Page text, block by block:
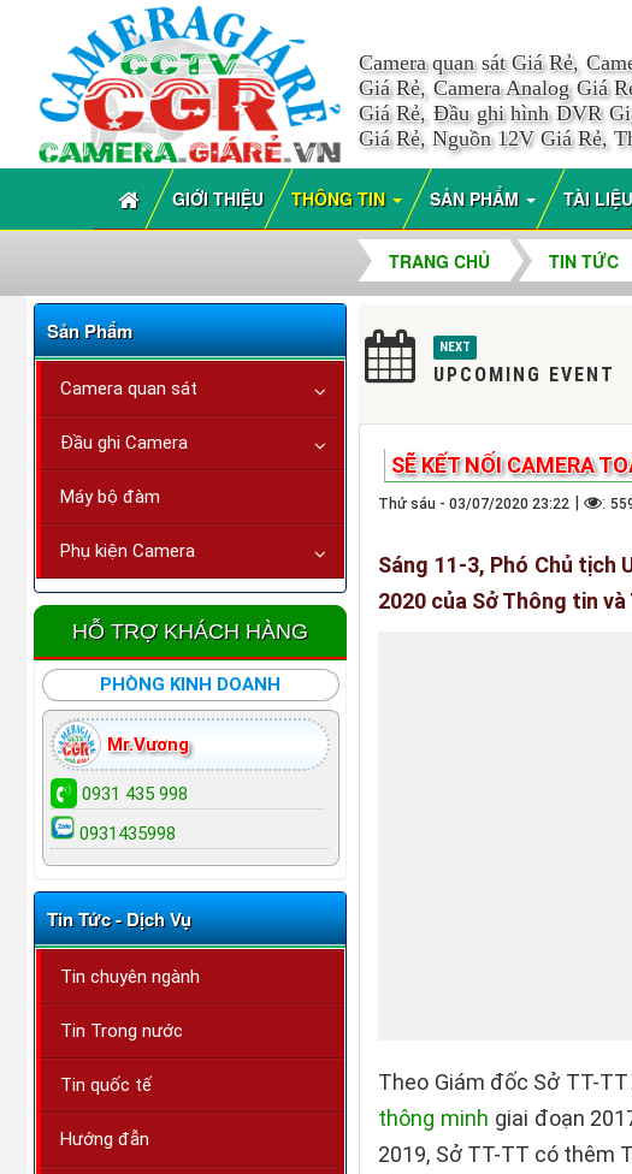
Camera quan sát Giá Rẻ,
Giá Rẻ, Camera Analog Giá
Giá Rẻ, Đầu ghi hình DVR
Giá Rẻ, Nguồn 12V Giá Rẻ,
GIỚI THIỆU THÔNG TIN SẢN PHẨM TÀI LIỆU
TRANG CHỦ TIN TỨC
NEXT
UPCOMING EVENT
SẼ KẾT NỐI CAMERA
Thứ sáu - 03/07/2020 23:22 | :
Sáng 11-3, Phó Chủ tịch
2020 của Sở Thông tin
Theo Giám đốc Sở TT-
thông minh giai đoạn
2019, Sở TT-TT có thêm
Sản Phẩm
Camera quan sát
Đầu ghi Camera
Máy bộ đàm
Phụ kiện Camera
HỖ TRỢ KHÁCH HÀNG
PHÒNG KINH DOANH
Mr.Vương
0931 435 998
0931435998
Tin Tức - Dịch Vụ
Tin chuyên ngành
Tin Trong nước
Tin quốc tế
Hướng đẫn